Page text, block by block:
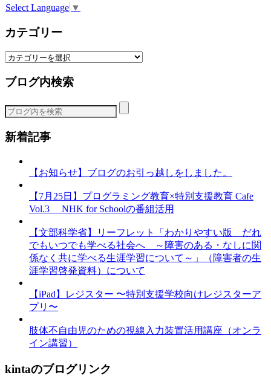
Select Language ▼
カテゴリー
カ
ゴ
ー
ブログ内検索
新着記事
【お知らせ】ブログのお引っ越しをしました。
【7月25日】プログラミング教育×特別支援教育 Cafe
Vol.3 NHK for Schoolの番組活用
【文部科学省】リーフレット「わかりやすい版 だれ
でもいつでも学べる社会へ ～障害のある・なしに関
係なく共に学べる生涯学習について～」（障害者の生
涯学習啓発資料）について
【iPad】レジスター 〜特別支援学校向けレジスターア
プリ〜
肢体不自由児のための視線入力装置活用講座（オンラ
イン講習）
kintaのブログリンク